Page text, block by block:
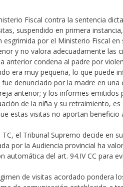
Fiscal contra la sentencia
suspendido en primera
por el Ministerio Fiscal en
y no valora adecuadamente las
anterior condena al padre por
era muy pequeña, lo que puede
denunciado por la madre en
anterior; y los informes emitidos
de la niña y su retraimiento, es
estas visitas no aportan beneficio
el Tribunal Supremo decide en
por la Audiencia provincial ha
automática del art. 94.IV CC para
de visitas acordado pondera